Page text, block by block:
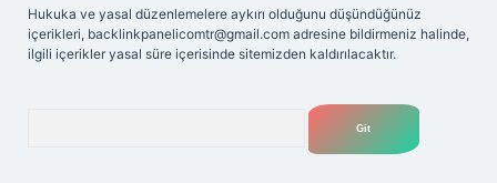
Hukuka ve yasal düzenlemelere aykırı olduğunu düşündüğünüz
içerikleri, backlinkpanelicomtr@gmail.com adresine bildirmeniz halinde,
ilgili içerikler yasal süre içerisinde sitemizden kaldırılacaktır.